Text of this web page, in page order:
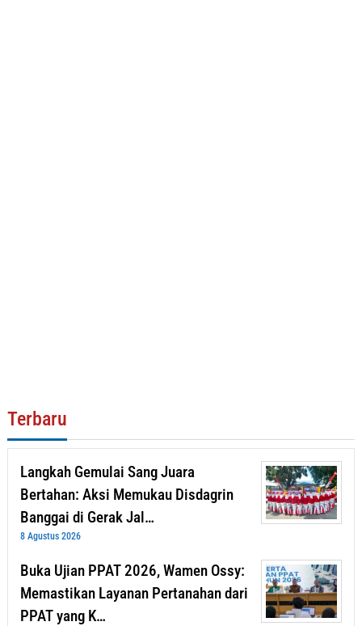
Terbaru
Langkah Gemulai Sang Juara
Bertahan: Aksi Memukau Disdagrin
Banggai di Gerak Jal…
8 Agustus 2026
Buka Ujian PPAT 2026, Wamen Ossy:
Memastikan Layanan Pertanahan dari
PPAT yang K…